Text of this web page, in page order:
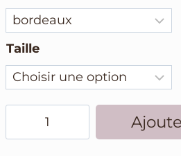
Taille